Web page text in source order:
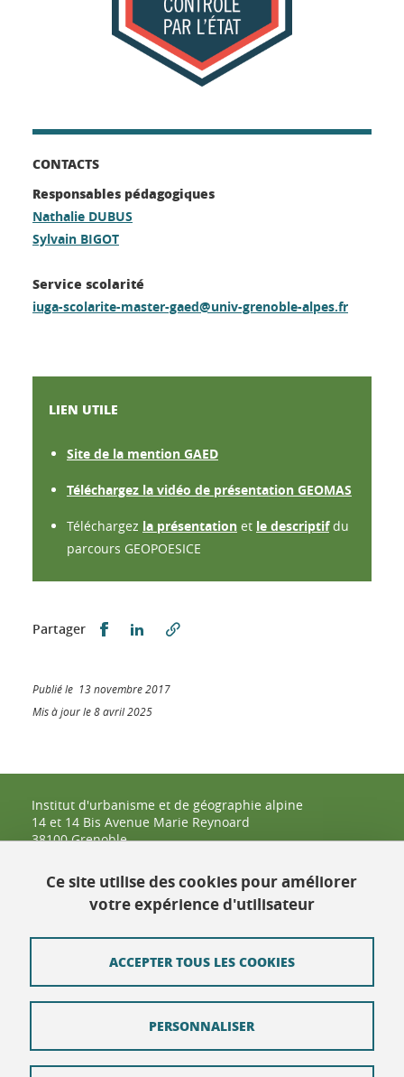
CONTACTS
Responsables pédagogiques
Nathalie DUBUS
Sylvain BIGOT
Service scolarité
iuga-scolarite-master-gaed@univ-grenoble-alpes.fr
LIEN UTILE
Site de la mention GAED
Téléchargez la vidéo de présentation GEOMAS
Téléchargez la présentation et le descriptifdu
parcours GEOPOESICE
Partager Partager sur Facebook
Partager sur LinkedIn
Publié le 13 novembre 2017
Mis à jour le 8 avril 2025
Institut d'urbanisme et de géographie alpine
14 et 14 Bis Avenue Marie Reynoard
38100 Grenoble
Crédits
Données personnelles : politique de confidentialité
Ce site utilise des cookies pour améliorer
votre expérience d'utilisateur
ACCEPTER TOUS LES COOKIES
PERSONNALISER